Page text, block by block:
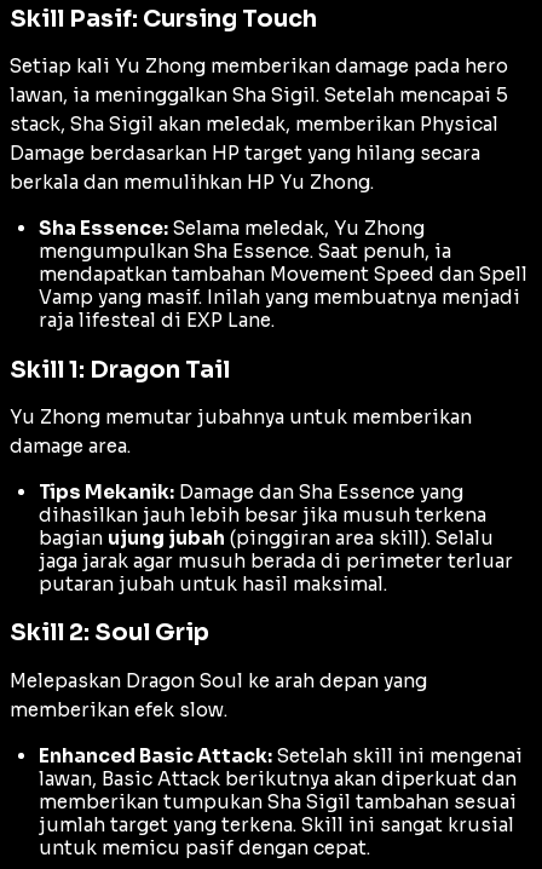
Skill Pasif: Cursing Touch
Setiap kali Yu Zhong memberikan damage pada hero
lawan, ia meninggalkan Sha Sigil. Setelah mencapai 5
stack, Sha Sigil akan meledak, memberikan Physical
Damage berdasarkan HP target yang hilang secara
berkala dan memulihkan HP Yu Zhong.
Sha Essence: Selama meledak, Yu Zhong
mengumpulkan Sha Essence. Saat penuh, ia
mendapatkan tambahan Movement Speed dan Spell
Vamp yang masif. Inilah yang membuatnya menjadi
raja lifesteal di EXP Lane.
Skill 1: Dragon Tail
Yu Zhong memutar jubahnya untuk memberikan
damage area.
Tips Mekanik: Damage dan Sha Essence yang
dihasilkan jauh lebih besar jika musuh terkena
bagian ujung jubah (pinggiran area skill). Selalu
jaga jarak agar musuh berada di perimeter terluar
putaran jubah untuk hasil maksimal.
Skill 2: Soul Grip
Melepaskan Dragon Soul ke arah depan yang
memberikan efek slow.
Enhanced Basic Attack: Setelah skill ini mengenai
lawan, Basic Attack berikutnya akan diperkuat dan
memberikan tumpukan Sha Sigil tambahan sesuai
jumlah target yang terkena. Skill ini sangat krusial
untuk memicu pasif dengan cepat.